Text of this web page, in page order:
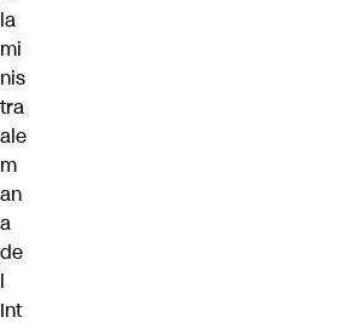
la
mi
nis
tra
ale
m
an
a
de
l
Int